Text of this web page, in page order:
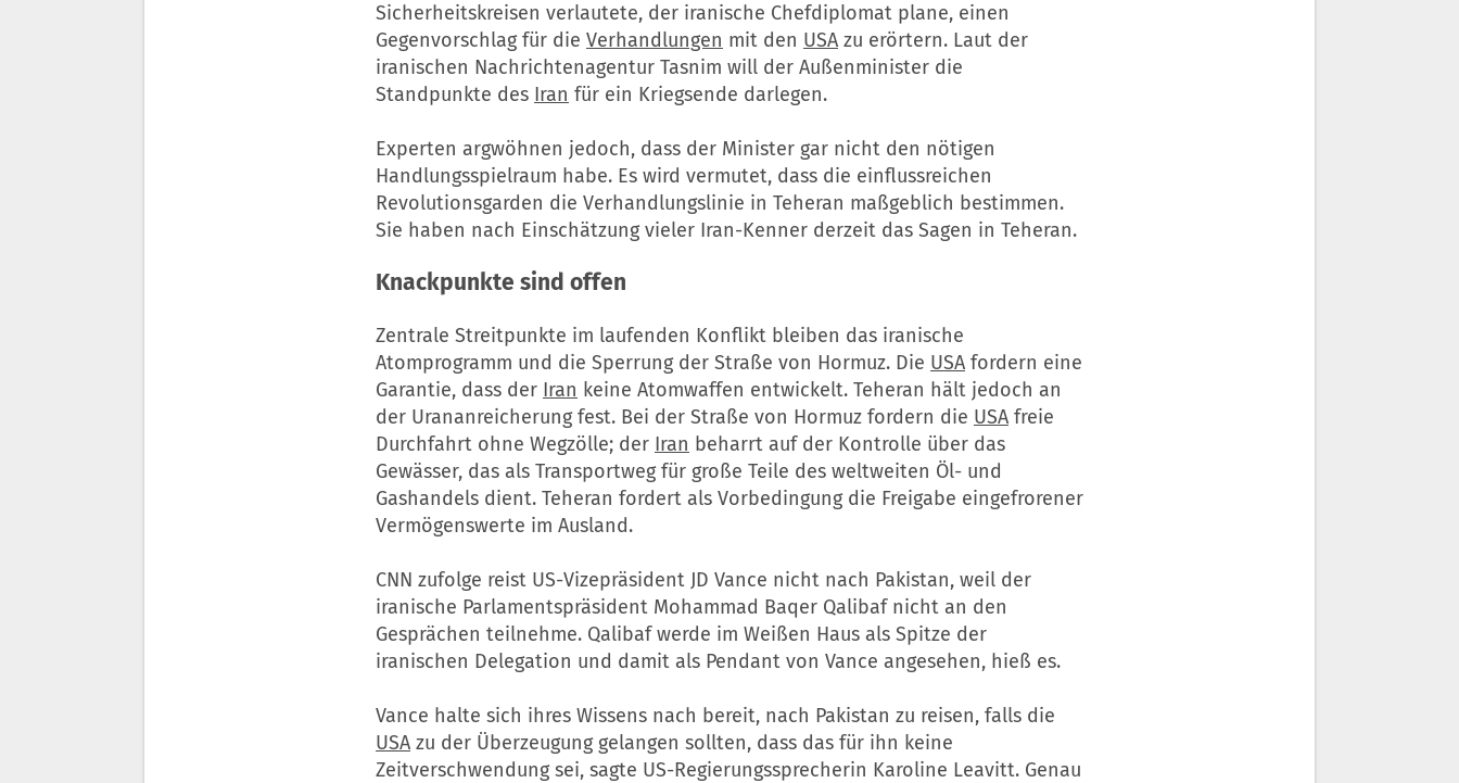
Sicherheitskreisen verlautete, der iranische Chefdiplomat plane, einen
Gegenvorschlag für die Verhandlungen mit den USA zu erörtern. Laut der
iranischen Nachrichtenagentur Tasnim will der Außenminister die
Standpunkte des Iran für ein Kriegsende darlegen.
Experten argwöhnen jedoch, dass der Minister gar nicht den nötigen
Handlungsspielraum habe. Es wird vermutet, dass die einflussreichen
Revolutionsgarden die Verhandlungslinie in Teheran maßgeblich bestimmen.
Sie haben nach Einschätzung vieler Iran-Kenner derzeit das Sagen in Teheran.
Knackpunkte sind offen
Zentrale Streitpunkte im laufenden Konflikt bleiben das iranische
Atomprogramm und die Sperrung der Straße von Hormuz. Die USA fordern eine
Garantie, dass der Iran keine Atomwaffen entwickelt. Teheran hält jedoch an
der Urananreicherung fest. Bei der Straße von Hormuz fordern die USA freie
Durchfahrt ohne Wegzölle; der Iran beharrt auf der Kontrolle über das
Gewässer, das als Transportweg für große Teile des weltweiten Öl- und
Gashandels dient. Teheran fordert als Vorbedingung die Freigabe eingefrorener
Vermögenswerte im Ausland.
CNN zufolge reist US-Vizepräsident JD Vance nicht nach Pakistan, weil der
iranische Parlamentspräsident Mohammad Baqer Qalibaf nicht an den
Gesprächen teilnehme. Qalibaf werde im Weißen Haus als Spitze der
iranischen Delegation und damit als Pendant von Vance angesehen, hieß es.
Vance halte sich ihres Wissens nach bereit, nach Pakistan zu reisen, falls die
USA zu der Überzeugung gelangen sollten, dass das für ihn keine
Zeitverschwendung sei, sagte US-Regierungssprecherin Karoline Leavitt. Genau